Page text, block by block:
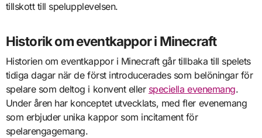
tillskott till spelupplevelsen.
Historik om eventkappor i Minecraft
Historien om eventkappor i Minecraft går tillbaka till spelets
tidiga dagar när de först introducerades som belöningar för
spelare som deltog i konvent eller speciella evenemang.
Under åren har konceptet utvecklats, med fler evenemang
som erbjuder unika kappor som incitament för
spelarengagemang.